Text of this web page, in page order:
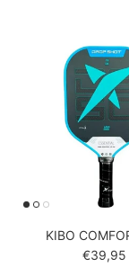
KIBO
€39,95